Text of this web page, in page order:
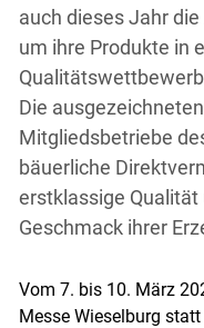
auch dieses Jahr
um ihre Produkte in
Die
Mitgliedsbetriebe
bäuerliche
erstklassige
Geschmack ihrer
Vom 7. bis 10. März
Messe Wieselburg